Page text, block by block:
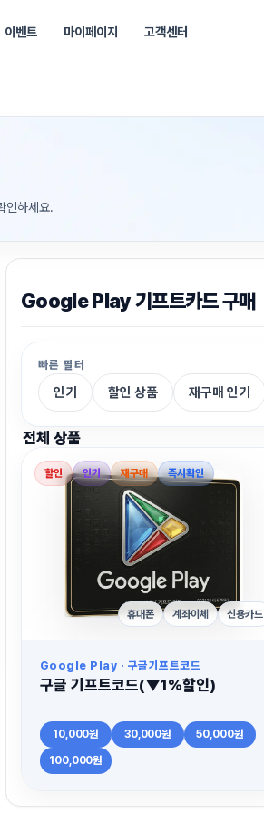
이벤트 마이페이지 고객센터
인하세요.
Google Play 기프트카드 구매
빠른 필터
인기 할인 상품 재구매 인기
전체 상품
할인 인기 재구매 즉시확인
휴대폰 계좌이체 신용카드
Google Play · 구글기프트코드
구글 기프트코드(▼1%할인)
10,000원 30,000원
50,000원
100,000원